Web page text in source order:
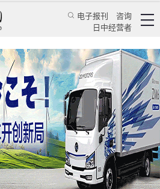
电子报刊
咨询
日中经营者
在银座永井画廊成功举办